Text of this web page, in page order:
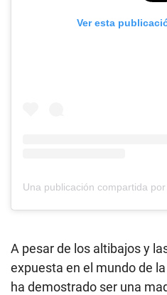
Ver esta
A pesar de los altibajos y
expuesta en el mundo de
ha demostrado ser una